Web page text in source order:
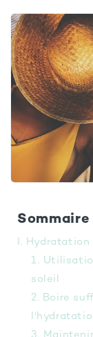
Sommaire
I.
1.
soleil
2. Boire